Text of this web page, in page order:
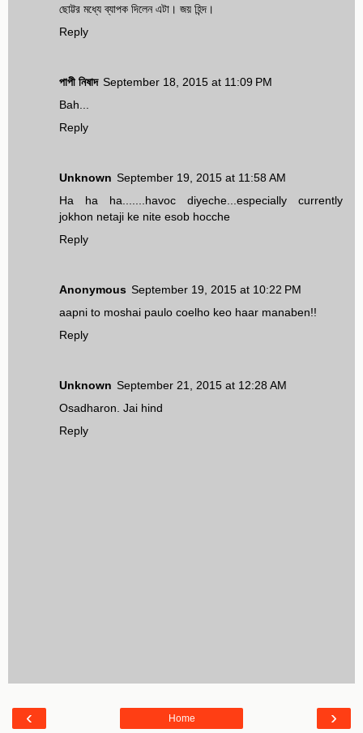
ছোট্টর মধ্যে ব্যাপক দিলেন এটা। জয় হিন্দ।
Reply
পাপী নিষাদ September 18, 2015 at 11:09 PM
Bah...
Reply
Unknown September 19, 2015 at 11:58 AM
Ha ha ha.......havoc diyeche...especially currently
jokhon netaji ke nite esob hocche
Reply
Anonymous September 19, 2015 at 10:22 PM
aapni to moshai paulo coelho keo haar manaben!!
Reply
Unknown September 21, 2015 at 12:28 AM
Osadharon. Jai hind
Reply
‹ ›
Home